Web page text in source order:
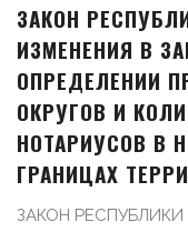
ЗАКОН
ИЗМЕНЕНИЯ В
ОПРЕДЕЛЕНИИ
ОКРУГОВ И
НОТАРИУСОВ В
ГРАНИЦАХ
ЗАКОН РЕСПУБЛИКИ